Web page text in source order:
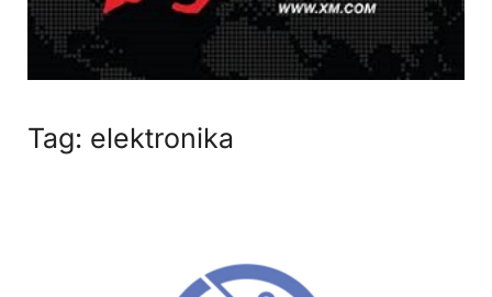
Tag: elektronika